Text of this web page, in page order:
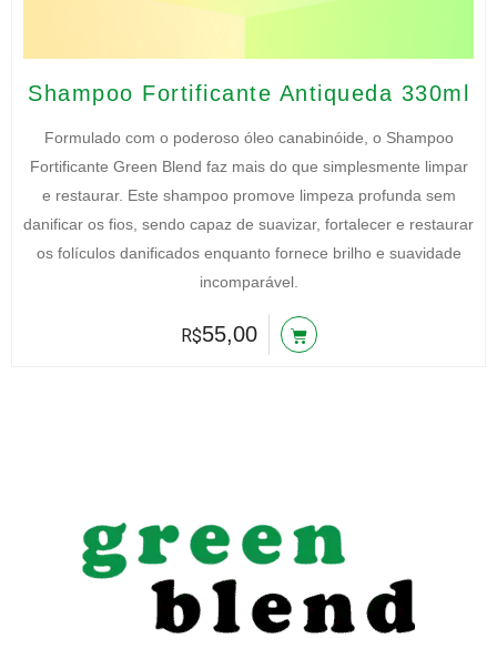
Shampoo Fortificante Antiqueda 330ml
Formulado com o poderoso óleo canabinóide, o Shampoo
Fortificante Green Blend faz mais do que simplesmente limpar
e restaurar. Este shampoo promove limpeza profunda sem
danificar os fios, sendo capaz de suavizar, fortalecer e restaurar
os folículos danificados enquanto fornece brilho e suavidade
incomparável.
R$55,00